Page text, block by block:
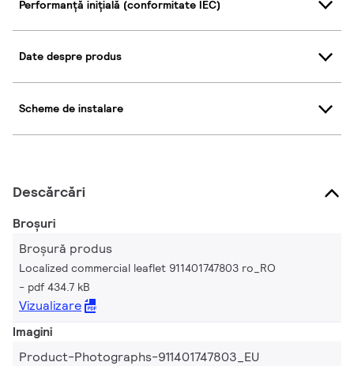
Performanță inițială (conformitate IEC)
Date despre produs
Scheme de instalare
Descărcări
Broșuri
Broșură produs
Localized commercial leaflet 911401747803 ro_RO
pdf 434.7 kB
Vizualizare
Imagini
Product-Photographs-911401747803_EU